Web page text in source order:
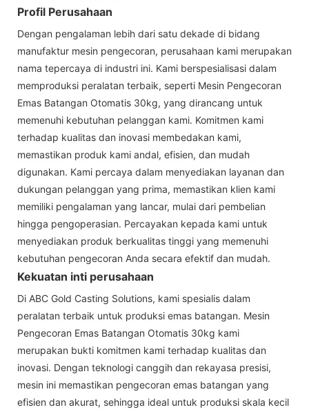
Profil Perusahaan
Dengan pengalaman lebih dari satu dekade di bidang
manufaktur mesin pengecoran, perusahaan kami merupakan
nama tepercaya di industri ini. Kami berspesialisasi dalam
memproduksi peralatan terbaik, seperti Mesin Pengecoran
Emas Batangan Otomatis 30kg, yang dirancang untuk
memenuhi kebutuhan pelanggan kami. Komitmen kami
terhadap kualitas dan inovasi membedakan kami,
memastikan produk kami andal, efisien, dan mudah
digunakan. Kami percaya dalam menyediakan layanan dan
dukungan pelanggan yang prima, memastikan klien kami
memiliki pengalaman yang lancar, mulai dari pembelian
hingga pengoperasian. Percayakan kepada kami untuk
menyediakan produk berkualitas tinggi yang memenuhi
kebutuhan pengecoran Anda secara efektif dan mudah.
Kekuatan inti perusahaan
Di ABC Gold Casting Solutions, kami spesialis dalam
peralatan terbaik untuk produksi emas batangan. Mesin
Pengecoran Emas Batangan Otomatis 30kg kami
merupakan bukti komitmen kami terhadap kualitas dan
inovasi. Dengan teknologi canggih dan rekayasa presisi,
mesin ini memastikan pengecoran emas batangan yang
efisien dan akurat, sehingga ideal untuk produksi skala kecil